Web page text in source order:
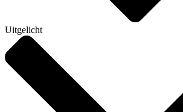
Uitgelicht